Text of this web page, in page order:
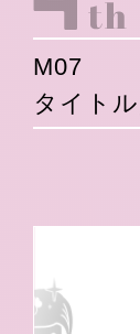
M07
タイト